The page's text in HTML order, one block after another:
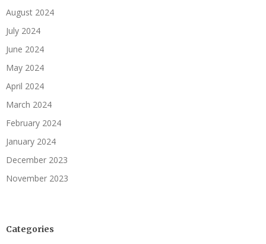
August 2024
July 2024
June 2024
May 2024
April 2024
March 2024
February 2024
January 2024
December 2023
November 2023
Categories